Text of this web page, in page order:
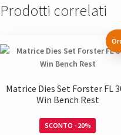
Prodotti correlati
Matrice Dies Set Forster FL
Win Bench Rest
SCONTO - 20%